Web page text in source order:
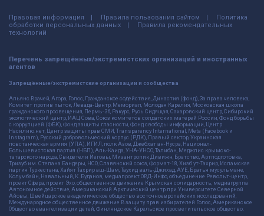
Правовая информация Правила пользования сайтом
Политика
обработки персональных данных
Правила рекомендательных
технологий
Перечень запрещённых/экстремистских организаций и иностранных
агентов
Запрещённые/экстремистские организации и сообщества
Альянс Врачей, Агора, Голос, Гражданское содействие, Династия (фонд), За права человека,
Комитет против пыток, Левада-Центр, Мемориал, Молодая Карелия, Московская школа
гражданского просвещения, Пермь-36, Ракурс, Русь Сидящая, Сахаровский центр, Сибирский
экологический центр, ИАЦ Сова, Союз комитетов солдатских матерей России, Фонд борьбы
с коррупцией (ФБК), Фонд защиты гласности, Фонд свободы информации, Центр
Насилию.нет, Центр защиты прав СМИ, Transparency International, Meta (Facebook и
Instagram), Русский добровольческий корпус (РДК), Правый сектор, Украинская
повстанческая армия (УПА), ИГИЛ, полк Азов, Джебхат ан-Нусра, Национал-
Большевистская партия (НБП), Аль-Каида, УНА-УНСО, Талибан, Меджлис крымско-
татарского народа, Свидетели Иеговы, Мизантропик Дивижн, Братство, Артподготовка,
Тризуб им. Степана Бандеры, НСО, Славянский союз, Формат-18, Хизб ут-Тахрир, Исламская
партия Туркестана, Хайят Тахрир аш-Шам, Таухид валь-Джихад, АУЕ, Братья мусульмане,
Колумбайн, Навальный, К. Буданов, медиапроект ОВД-Инфо, объединение Револьт-центр,
проект Сфера, проект Эхо, общественное движение Крымская солидарность, медиагруппа
Автономное действие, Американский Арктический центр при Университете Северной
Айовы, Швейцарское академическое общество восточноевропейских исследований,
Международное общественное движение В защиту прав избирателей Голос, Американское
Общество евангелизации детей, Финляндское Карельское просветительское общество.